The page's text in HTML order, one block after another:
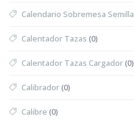
Calendario Sobremesa Semilla
Calentador Tazas (0)
Calentador Tazas Cargador(0)
Calibrador(0)
Calibre (0)